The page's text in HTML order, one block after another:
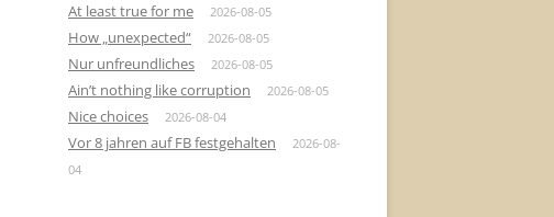
At least true for me 2026-08-05
How „unexpected“ 2026-08-05
Nur unfreundliches 2026-08-05
Ain’t nothing like corruption 2026-08-05
Nice choices 2026-08-04
Vor 8 jahren auf FB festgehalten
2026-08-
04